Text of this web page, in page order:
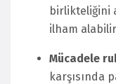
birlikteliğini
ilham
Mücadele
karşısında